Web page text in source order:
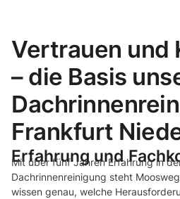
Vertrauen und
– die Basis
Frankfurt
Erfahrung und
Mit über fünf Jahren Erfahrung in
Dachrinnenreinigung steht
wissen genau, welche